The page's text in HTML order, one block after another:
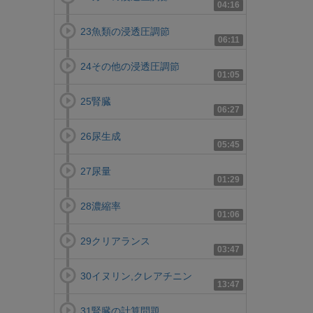
04:16
06:11
23魚類の浸透圧調節
01:05
24その他の浸透圧調節
06:27
25腎臓
05:45
26尿生成
01:29
27尿量
01:06
28濃縮率
03:47
29クリアランス
13:47
30イヌリン,クレアチニン